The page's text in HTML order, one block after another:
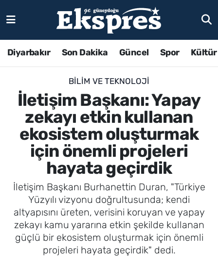
Diyarbakır Son Dakika Güncel Spor
BILIM VE TEKNOLOJI
İletişim Başkanı: Yapay
zekayı etkin kullanan
ekosistem oluşturmak
için önemli projeleri
hayata geçirdik
İletişim Başkanı Burhanettin Duran, "Türkiye
Yüzyılı vizyonu doğrultusunda; kendi
altyapısını üreten, verisini koruyan ve yapay
zekayı kamu yararına etkin şekilde kullanan
güçlü bir ekosistem oluşturmak için önemli
projeleri hayata geçirdik" dedi.